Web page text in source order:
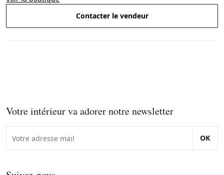
Contacter le vendeur
Votre intérieur va adorer notre newsletter
OK